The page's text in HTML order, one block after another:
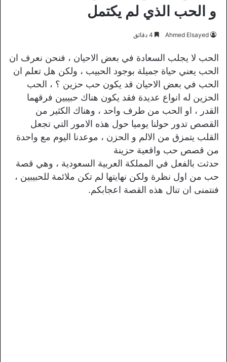
و الحب الذي لم يكتمل
Ahmed Elsayed
الحب لا يجلب السعادة في بعض الاحيان ، فنحن نعرف ان
الحب يعني حياة جميلة بوجود الحبيب ، ولكن هل تعلم ان
الحب في بعض الاحيان قد يكون حب حزين ؟ ، الحب
الحزين له انواع عديدة فقد يكون هناك حبيبين فرقهما
القدر ، او الحب من طرف واحد ، وهناك الكثير من
القصص تدور حولنا يوميا حول هذه الامور التي تجعل
القلب يتمزق من الالم و الحزن ، موعدنا اليوم مع واحدة
من قصص حب واقعية حزينة
حدثت بالفعل في المملكة العربية السعودية ، وهي قصة
حب من اول نظرة ولكن نهايتها لم تكن ملائمة للحبيبين ،
فنتمنى ان تنال هذه القصة اعجابكم.